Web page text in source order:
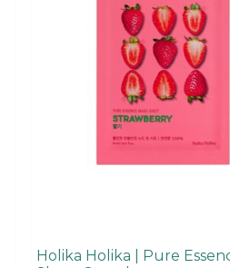
Holika Holika | Pure